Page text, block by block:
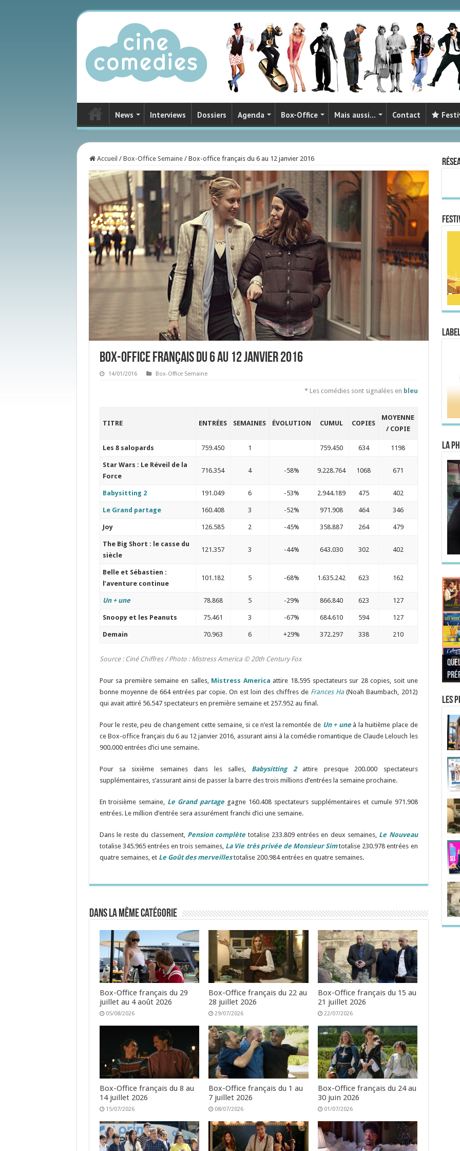
News Interviews Dossiers Agenda Box-Office Mais aussi… Contact
Accueil / Box-Office Semaine / Box-office français du 6 au 12 janvier 2016
Box-office français du 6 au 12 janvier 2016
14/01/2016 Box-Office Semaine
* Les comédies sont signalées en bleu
TITRE ENTRÉES SEMAINES ÉVOLUTION CUMUL COPIES
MOYENNE
/ COPIE
Les 8 salopards 759.450 1 759.450 634 1198
Star Wars : Le Réveil de la
Force
716.354 4 -58% 9.228.764 1068 671
Babysitting 2 191.049 6 -53% 2.944.189 475 402
Le Grand partage 160.408 3 -52% 971.908 464 346
Joy 126.585 2 -45% 358.887 264 479
The Big Short : le casse du
siècle
121.357 3 -44% 643.030 302 402
Belle et Sébastien :
l’aventure continue
101.182 5 -68% 1.635.242 623 162
Un + une 78.868 5 -29% 866.840 623 127
Snoopy et les Peanuts 75.461 3 -67% 684.610 594 127
Demain 70.963 6 +29% 372.297 338 210
Source : Ciné Chiffres / Photo : Mistress America © 20th Century Fox
Pour sa première semaine en salles, Mistress America attire 18.595 spectateurs sur 28 copies, soit une
bonne moyenne de 664 entrées par copie. On est loin des chiffres de Frances Ha(Noah Baumbach, 2012)
qui avait attiré 56.547 spectateurs en première semaine et 257.952 au final.
Pour le reste, peu de changement cette semaine, si ce n’est la remontée de Un + uneà la huitième place de
ce Box-office français du 6 au 12 janvier 2016, assurant ainsi à la comédie romantique de Claude Lelouch les
900.000 entrées d’ici une semaine.
Pour sa sixième semaines dans les salles, Babysitting 2attire presque 200.000 spectateurs
supplémentaires, s’assurant ainsi de passer la barre des trois millions d’entrées la semaine prochaine.
En troisième semaine, Le Grand partage gagne 160.408 spectateurs supplémentaires et cumule 971.908
entrées. Le million d’entrée sera assurément franchi d’ici une semaine.
Dans le reste du classement, Pension complète totalise 233.809 entrées en deux semaines, Le Nouveau
totalise 345.965 entrées en trois semaines, La Vie très privée de Monsieur Simtotalise 230.978 entrées en
quatre semaines, et Le Goût des merveillestotalise 200.984 entrées en quatre semaines.
Dans la même catégorie
Box-Office français du 29
juillet au 4 août 2026
05/08/2026
Box-Office français du 22 au
28 juillet 2026
29/07/2026
Box-Office français du 15 au
21 juillet 2026
22/07/2026
Box-Office français du 8 au
14 juillet 2026
15/07/2026
Box-Office français du 1 au
7 juillet 2026
08/07/2026
Box-Office français du 24 au
30 juin 2026
01/07/2026
La
Les